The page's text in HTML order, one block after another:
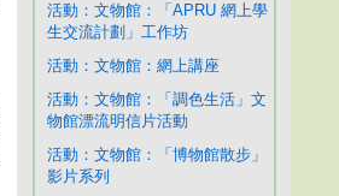
活動：文物館：「APRU 網上學
生交流計劃」工作坊
活動：文物館：網上講座
活動：文物館：「調色生活」文
物館漂流明信片活動
活動：文物館：「博物館散步」
影片系列